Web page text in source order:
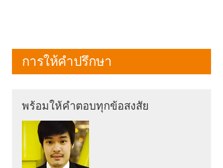
การให้คำปรึกษา
พร้อมให้คำตอบทุกข้อสงสัย